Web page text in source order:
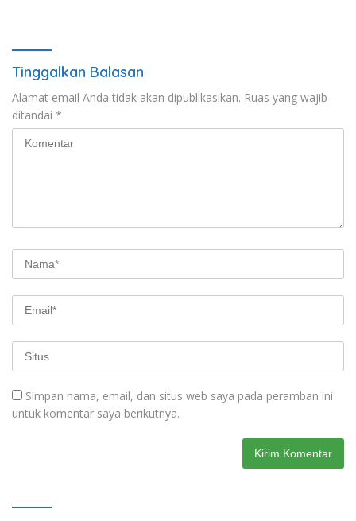
Tinggalkan Balasan
Alamat email Anda tidak akan dipublikasikan. Ruas yang wajib
ditandai *
Simpan nama, email, dan situs web saya pada peramban ini
untuk komentar saya berikutnya.